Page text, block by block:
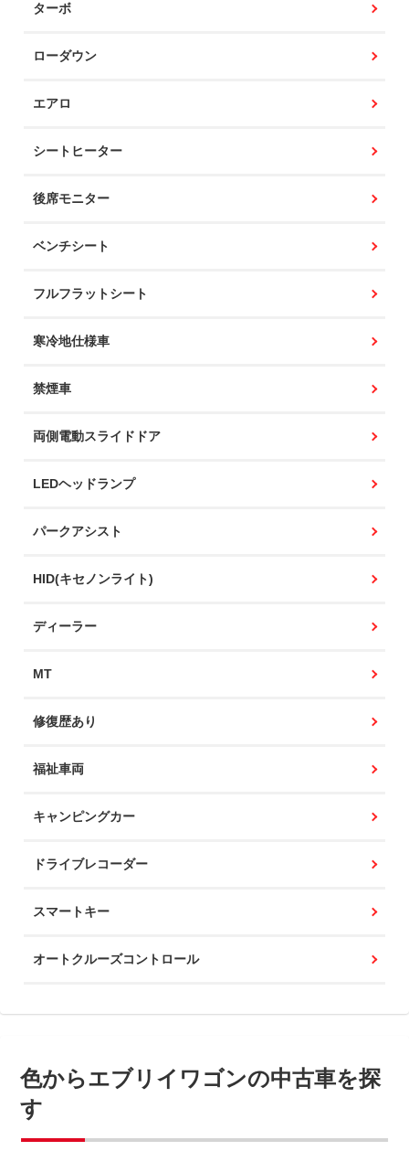
ターボ
ローダウン
エアロ
シートヒーター
後席モニター
ベンチシート
フルフラットシート
寒冷地仕様車
禁煙車
両側電動スライドドア
LEDヘッドランプ
パークアシスト
HID(キセノンライト)
ディーラー
MT
修復歴あり
福祉車両
キャンピングカー
ドライブレコーダー
スマートキー
オートクルーズコントロール
色からエブリイワゴンの中古車を探
す